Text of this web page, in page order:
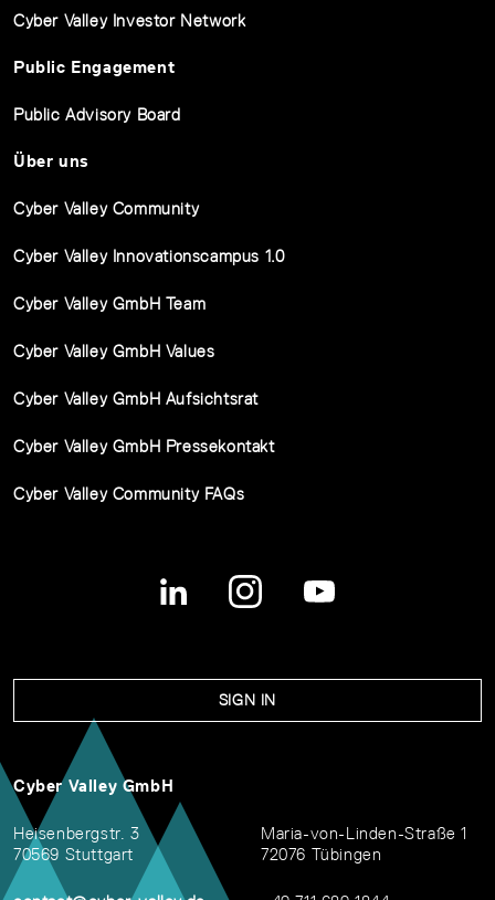
Cyber Valley Investor Network
Public Engagement
Public Advisory Board
Über uns
Cyber Valley Community
Cyber Valley Innovationscampus 1.0
Cyber Valley GmbH Team
Cyber Valley GmbH Values
Cyber Valley GmbH Aufsichtsrat
Cyber Valley GmbH Pressekontakt
Cyber Valley Community FAQs
SIGN IN
Cyber Valley GmbH
Heisenbergstr. 3
70569 Stuttgart
Maria-von-Linden-Straße 1
72076 Tübingen